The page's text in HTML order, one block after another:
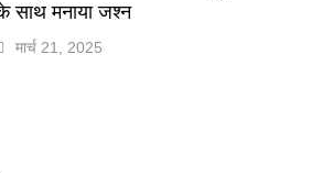
साथ मनाया जश्न
मार्च 21, 2025